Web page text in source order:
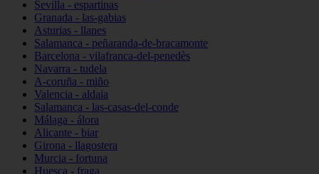
Sevilla - espartinas
Granada - las-gabias
Asturias - llanes
Salamanca - peñaranda-de-bracamonte
Barcelona - vilafranca-del-penedès
Navarra - tudela
A-coruña - miño
Valencia - aldaia
Salamanca - las-casas-del-conde
Málaga - álora
Alicante - biar
Girona - llagostera
Murcia - fortuna
Huesca - fraga